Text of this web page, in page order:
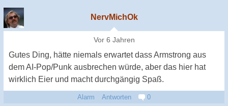
NervMichOk
Vor 6 Jahren
Gutes Ding, hätte niemals erwartet dass Armstrong aus
dem AI-Pop/Punk ausbrechen würde, aber das hier hat
wirklich Eier und macht durchgängig Spaß.
Alarm Antworten 0